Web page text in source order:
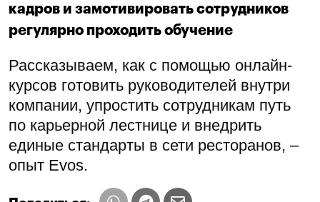
день помогает нам успешно регистрировать
филиалы клиентов в Google, несмотря на
специалисты «Сеослон»
Поисковая оптимизация — это способ сделать
так, чтобы клиенты сами находили вас. Кейс
«Ёбидоёби» показывает, что работа с
маркетингом и поисковой оптимизацией
снизить зависимость от дорогой рекламы,